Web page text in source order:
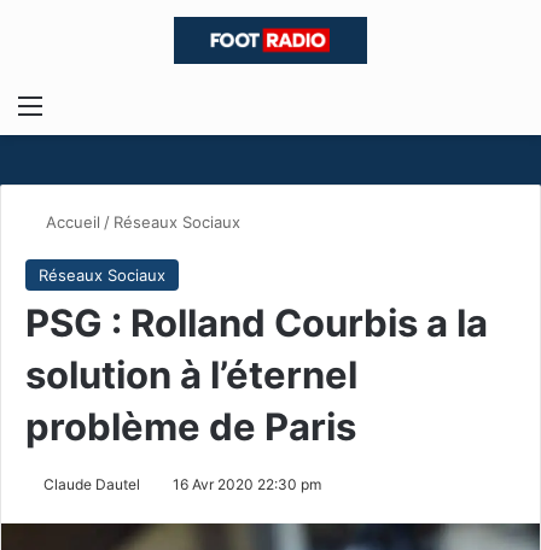
Menu
Accueil / Réseaux Sociaux
Réseaux Sociaux
PSG : Rolland Courbis a la
solution à l’éternel
problème de Paris
Claude Dautel 16 Avr 2020 22:30 pm